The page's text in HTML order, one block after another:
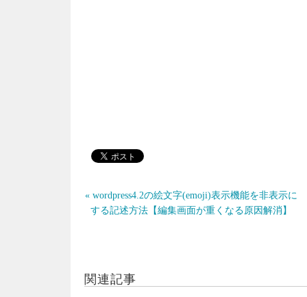
« wordpress4.2の絵文字(emoji)表示機能を非表示に
する記述方法【編集画面が重くなる原因解消】
関連記事